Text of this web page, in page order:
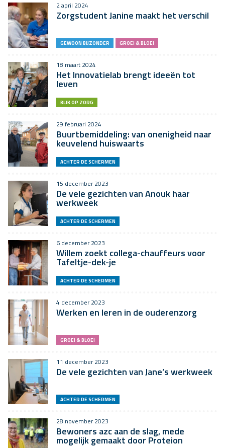
2 april 2024
Zorgstudent Janine maakt het verschil
GEWOON BIJZONDER GROEI & BLOEI
18 maart 2024
Het Innovatielab brengt ideeën tot
leven
BLIK OP ZORG
29 februari 2024
Buurtbemiddeling: van onenigheid naar
keuvelend huiswaarts
ACHTER DE SCHERMEN
15 december 2023
De vele gezichten van Anouk haar
werkweek
ACHTER DE SCHERMEN
6 december 2023
Willem zoekt collega-chauffeurs voor
Tafeltje-dek-je
ACHTER DE SCHERMEN
4 december 2023
Werken en leren in de ouderenzorg
GROEI & BLOEI
11 december 2023
De vele gezichten van Jane’s werkweek
ACHTER DE SCHERMEN
28 november 2023
Bewoners azc aan de slag, mede
mogelijk gemaakt door Proteion